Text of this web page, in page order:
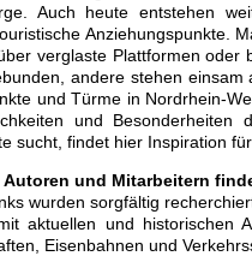
Auch heute entstehen
Anziehungspunkte.
verglaste Plattformen
andere stehen
und Türme in Nordrhein-
und
sucht, findet hier Inspiration
und Mitarbeitern
wurden sorgfältig
aktuellen und
Eisenbahnen und